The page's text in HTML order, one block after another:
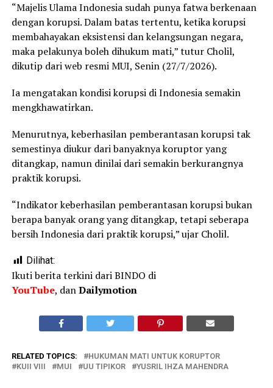
“Majelis Ulama Indonesia sudah punya fatwa berkenaan
dengan korupsi. Dalam batas tertentu, ketika korupsi
membahayakan eksistensi dan kelangsungan negara,
maka pelakunya boleh dihukum mati,” tutur Cholil,
dikutip dari web resmi MUI, Senin (27/7/2026).
Ia mengatakan kondisi korupsi di Indonesia semakin
mengkhawatirkan.
Menurutnya, keberhasilan pemberantasan korupsi tak
semestinya diukur dari banyaknya koruptor yang
ditangkap, namun dinilai dari semakin berkurangnya
praktik korupsi.
“Indikator keberhasilan pemberantasan korupsi bukan
berapa banyak orang yang ditangkap, tetapi seberapa
bersih Indonesia dari praktik korupsi,” ujar Cholil.
Dilihat:
Ikuti berita terkini dari BINDO di
YouTube, danDailymotion
RELATED TOPICS:
HUKUMAN MATI UNTUK KORUPTOR
KUII VIII
MUI UU TIPIKOR YUSRIL IHZA MAHENDRA